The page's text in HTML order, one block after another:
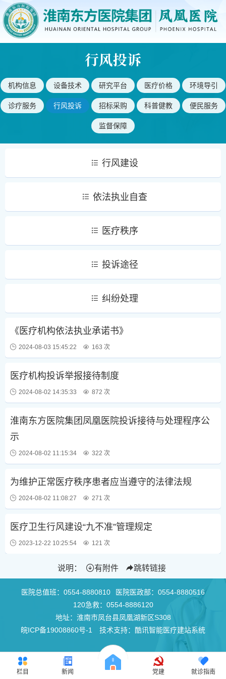
行风投诉
机构信息 设备技术 研究平台 医疗价格 环境导引
诊疗服务 行风投诉 招标采购 科普健教 便民服务
监督保障
行风建设
依法执业自查
医疗秩序
投诉途径
纠纷处理
《医疗机构依法执业承诺书》
2024-08-03 15:45:22 163 次
医疗机构投诉举报接待制度
2024-08-02 14:35:33 872 次
淮南东方医院集团凤凰医院投诉接待与处理程序公
示
2024-08-02 11:15:34 322 次
为维护正常医疗秩序患者应当遵守的法律法规
2024-08-02 11:08:27 271 次
医疗卫生行风建设“九不准”管理规定
2023-12-22 10:25:54 121 次
说明： 有附件 跳转链接
栏目 新闻 党建 就诊指南
医院总值班： 0554-8880810 医院医政部： 0554-8880516
120急救： 0554-8886120
地址：淮南市凤台县凤凰湖新区S308
皖ICP备19008860号-1
技术支持：酷讯智能医疗建站系统